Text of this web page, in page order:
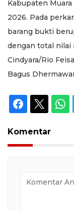
Kabupaten
2026. Pada
barang bukti
dengan total nilai
Cindyara/Rio
Bagus
Komentar